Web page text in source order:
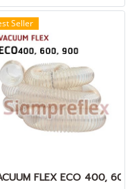
Seller
FLEX ECO 400, 600,